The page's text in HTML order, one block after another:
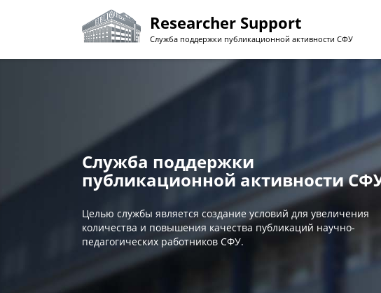
Researcher Support
Служба поддержки публикационной активности СФУ
Служба поддержки
публикационной активности
Целью службы является создание условий для увеличения
количества и повышения качества публикаций научно-
педагогических работников СФУ.